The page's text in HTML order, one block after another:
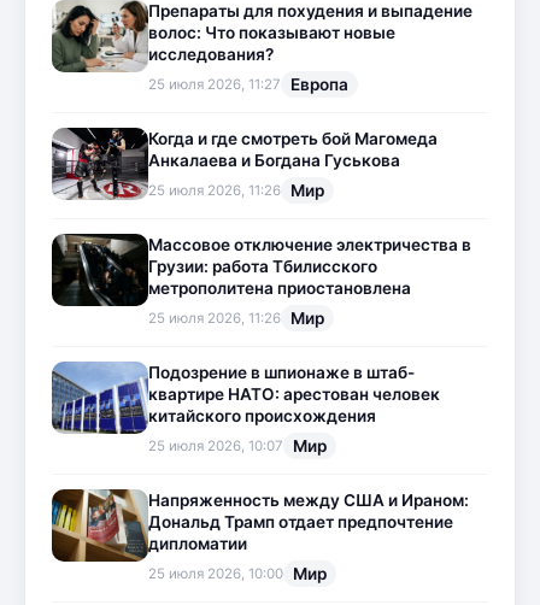
Препараты для похудения и выпадение
волос: Что показывают новые
исследования?
25 июля 2026, 11:27 Европа
Когда и где смотреть бой Магомеда
Анкалаева и Богдана Гуськова
25 июля 2026, 11:26 Мир
Массовое отключение электричества в
Грузии: работа Тбилисского
метрополитена приостановлена
25 июля 2026, 11:26 Мир
Подозрение в шпионаже в штаб-
квартире НАТО: арестован человек
китайского происхождения
25 июля 2026, 10:07 Мир
Напряженность между США и Ираном:
Дональд Трамп отдает предпочтение
дипломатии
25 июля 2026, 10:00 Мир